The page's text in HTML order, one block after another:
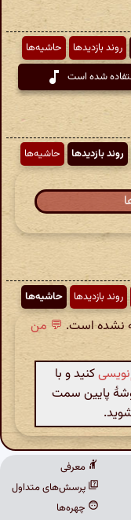
روند بازدیدها
حاشیه‌ها
شده است
روند بازدیدها حاشیه‌ها
روند بازدیدها حاشیه‌ها
نشده است. 💬 من
کنید و با
پایین سمت
معرفی
پرسش‌های متداول
چهره‌ها